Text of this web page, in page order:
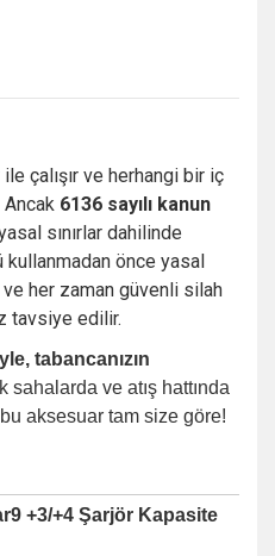
çalışır ve herhangi bir iç
6136 sayılı kanun
sınırlar dahilinde
kullanmadan önce yasal
ve her zaman güvenli silah
tavsiye edilir.
tabancanızın
sahalarda ve atış hattında
aksesuar tam size göre!
+3/+4 Şarjör Kapasite